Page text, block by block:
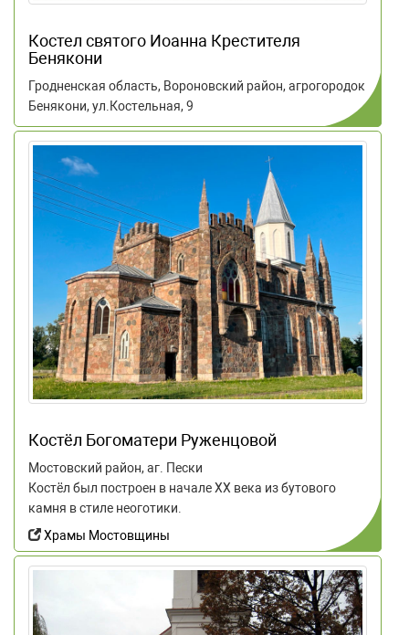
Костел святого Иоанна Крестителя
Бенякони
Гродненская область, Вороновский район, агрогородок
Бенякони, ул.Костельная, 9
Костёл Богоматери Руженцовой
Мостовский район, аг. Пески
Костёл был построен в начале ХХ века из бутового
камня в стиле неоготики.
Храмы Мостовщины